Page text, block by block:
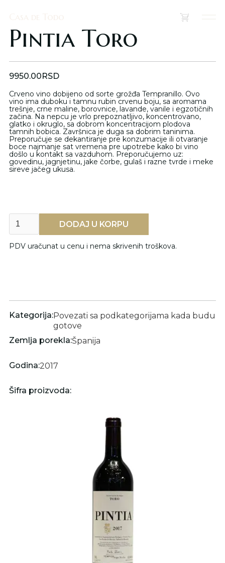
Pintia Toro
9950.00RSD
Crveno vino dobijeno od sorte grožđa Tempranillo. Ovo
vino ima duboku i tamnu rubin crvenu boju, sa aromama
trešnje, crne maline, borovnice, lavande, vanile i egzotičnih
začina. Na nepcu je vrlo prepoznatljivo, koncentrovano,
glatko i okruglo, sa dobrom koncentracijom plodova
tamnih bobica. Završnica je duga sa dobrim taninima.
Preporučuje se dekantiranje pre konzumacije ili otvaranje
boce najmanje sat vremena pre upotrebe kako bi vino
došlo u kontakt sa vazduhom. Preporučujemo uz:
govedinu, jagnjetinu, jake čorbe, gulaš i razne tvrde i meke
sireve jačeg ukusa.
PDV uračunat u cenu i nema skrivenih troškova.
Kategorija:Povezati sa podkategorijama kada budu
gotove
Zemlja porekla:Španija
Godina:2017
Šifra proizvoda: